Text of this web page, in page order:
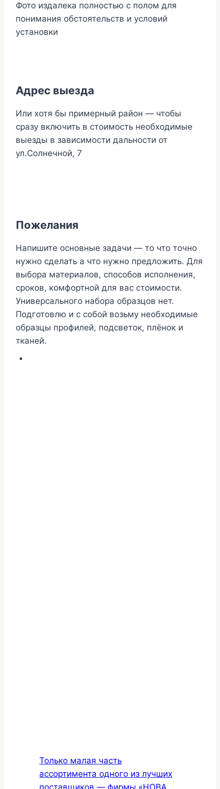
Фото издалека полностью с полом для
понимания обстоятельств и условий
установки
Адрес выезда
Или хотя бы примерный район — чтобы
сразу включить в стоимость необходимые
выезды в зависимости дальности от
ул.Солнечной, 7
Пожелания
Напишите основные задачи — то что точно
нужно сделать а что нужно предложить. Для
выбора материалов, способов исполнения,
сроков, комфортной для вас стоимости.
Универсального набора образцов нет.
Подготовлю и с собой возьму необходимые
образцы профилей, подсветок, плёнок и
тканей.
Только малая часть
ассортимента одного из лучших